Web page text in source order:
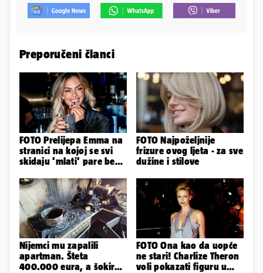
Preporučeni članci
FOTO Prelijepa Emma na
stranici na kojoj se svi
skidaju 'mlati' pare bez
FOTO Najpoželjnije
frizure ovog ljeta - za sve
dužine i stilove
Nijemci mu zapalili
apartman. Šteta
400.000 eura, a šokirao
FOTO Ona kao da uopće
ne stari! Charlize Theron
voli pokazati figuru u